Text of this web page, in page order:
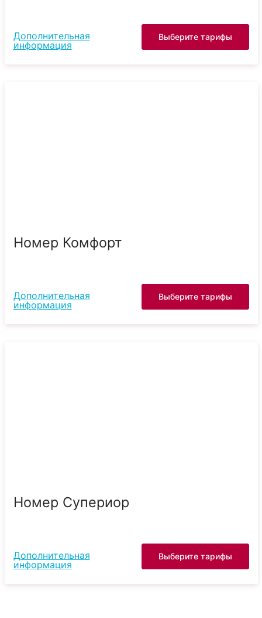
Дополнительная
информация
Выберите тарифы
Номер Комфорт
Дополнительная
информация
Выберите тарифы
Номер Супериор
Дополнительная
информация
Выберите тарифы